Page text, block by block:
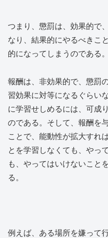
つまり、懲罰は、効果的で
なり、結果的にやるべきこ
的になってしまうのである。
報酬は、非効果的で、懲罰
習効果に対等になるぐらい
に学習せしめるには、可成
のである。そして、報酬を
ことで、能動性が拡大すれ
とを学習しなくても、やっ
も、やってはいけないこと
る。
例えば、ある場所を嫌って